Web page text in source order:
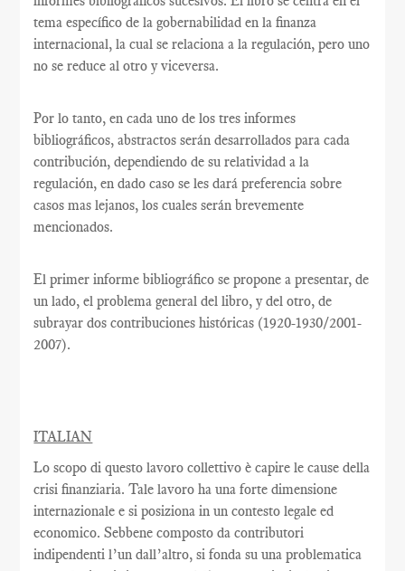
tema específico de la gobernabilidad en la finanza
internacional, la cual se relaciona a la regulación, pero uno
no se reduce al otro y viceversa.
Por lo tanto, en cada uno de los tres informes
bibliográficos, abstractos serán desarrollados para cada
contribución, dependiendo de su relatividad a la
regulación, en dado caso se les dará preferencia sobre
casos mas lejanos, los cuales serán brevemente
mencionados.
El primer informe bibliográfico se propone a presentar, de
un lado, el problema general del libro, y del otro, de
subrayar dos contribuciones históricas (1920-1930/2001-
2007).
ITALIAN
Lo scopo di questo lavoro collettivo è capire le cause della
crisi finanziaria. Tale lavoro ha una forte dimensione
internazionale e si posiziona in un contesto legale ed
economico. Sebbene composto da contributori
indipendenti l’un dall’altro, si fonda su una problematica